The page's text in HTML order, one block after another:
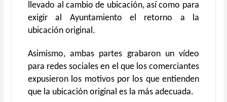
llevado al cambio de ubicación, así como para
exigir al Ayuntamiento el retorno a la
ubicación original.
Asimismo, ambas partes grabaron un vídeo
para redes sociales en el que los comerciantes
expusieron los motivos por los que entienden
que la ubicación original es la más adecuada.